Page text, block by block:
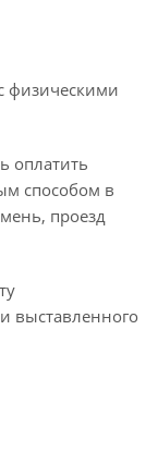
физическими
оплатить
способом в
проезд
выставленного